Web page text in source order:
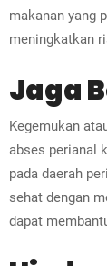
makanan yang
meningkatkan
Jaga
Kegemukan
abses perianal
pada daerah
sehat dengan
dapat